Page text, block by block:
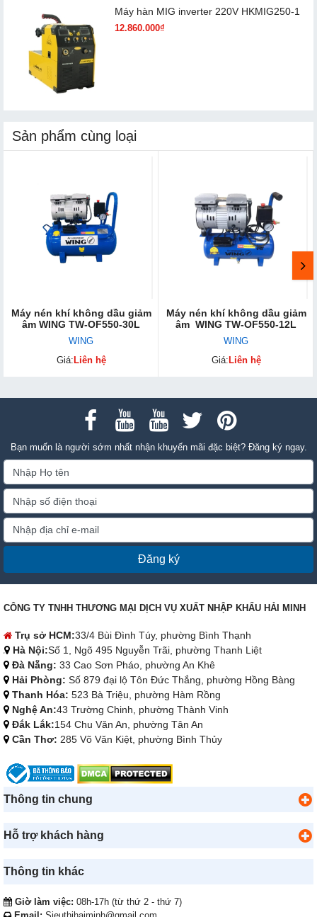
Máy hàn MIG inverter 220V HKMIG250-1
12.860.000₫
Sản phẩm cùng loại
Máy nén khí không dầu giảm
âm WING TW-OF550-30L
WING
Giá: Liên hệ
Máy nén khí không dầu giảm
âm WING TW-OF550-12L
WING
Giá: Liên hệ
Bạn muốn là người sớm nhất nhận khuyến mãi đặc biệt? Đăng ký ngay.
Đăng ký
CÔNG TY TNHH THƯƠNG MẠI DỊCH VỤ XUẤT NHẬP KHẨU HẢI MINH
Trụ sở HCM:33/4 Bùi Đình Túy, phường Bình Thạnh
Hà Nội:Số 1, Ngõ 495 Nguyễn Trãi, phường Thanh Liệt
Đà Nẵng: 33 Cao Sơn Pháo, phường An Khê
Hải Phòng: Số 879 đại lộ Tôn Đức Thắng, phường Hồng Bàng
Thanh Hóa: 523 Bà Triệu, phường Hàm Rồng
Nghệ An:43 Trường Chinh, phường Thành Vinh
Đắk Lắk:154 Chu Văn An, phường Tân An
Cần Thơ: 285 Võ Văn Kiệt, phường Bình Thủy
Thông tin chung
Hỗ trợ khách hàng
Thông tin khác
Giờ làm việc: 08h-17h (từ thứ 2 - thứ 7)